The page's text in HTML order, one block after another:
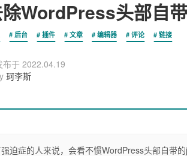
WordPress头部自
后台 插件 文章 编辑器 评论 链接
布于 2022.04.19
珂李斯
迫症的人来说，会看不惯WordPress头部自带